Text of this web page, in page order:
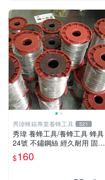
秀瑋蜂箱專業養蜂工具 521
秀瑋 養蜂工具/養蜂工具 蜂具
24號 不鏽鋼絲 經久耐用 固定
巢礎 500g 鋼絲
$160